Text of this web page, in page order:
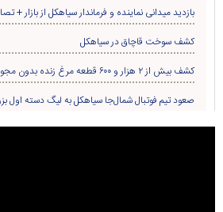
بازدید میدانی نماینده و فرماندار سیاهکل از بازار +
کشف سوخت قاچاق در سياهکل
کشف بیش از ۲ هزار و ۶۰۰ قطعه مرغ زنده بدون مجوز در سیاهکل
صعود تیم فوتبال شمال‌جا‌ سیاهکل به لیگ دسته اول